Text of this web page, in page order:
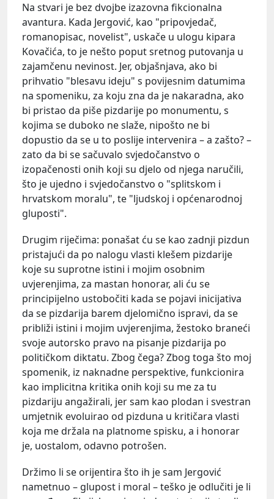
Na stvari je bez dvojbe izazovna fikcionalna
avantura. Kada Jergović, kao "pripovjedač,
romanopisac, novelist", uskače u ulogu kipara
Kovačića, to je nešto poput sretnog putovanja u
zajamčenu nevinost. Jer, objašnjava, ako bi
prihvatio "blesavu ideju" s povijesnim datumima
na spomeniku, za koju zna da je nakaradna, ako
bi pristao da piše pizdarije po monumentu, s
kojima se duboko ne slaže, nipošto ne bi
dopustio da se u to poslije intervenira – a zašto? –
zato da bi se sačuvalo svjedočanstvo o
izopačenosti onih koji su djelo od njega naručili,
što je ujedno i svjedočanstvo o "splitskom i
hrvatskom moralu", te "ljudskoj i općenarodnoj
gluposti".
Drugim riječima: ponašat ću se kao zadnji pizdun
pristajući da po nalogu vlasti klešem pizdarije
koje su suprotne istini i mojim osobnim
uvjerenjima, za mastan honorar, ali ću se
principijelno ustobočiti kada se pojavi inicijativa
da se pizdarija barem djelomično ispravi, da se
približi istini i mojim uvjerenjima, žestoko braneći
svoje autorsko pravo na pisanje pizdarija po
političkom diktatu. Zbog čega? Zbog toga što moj
spomenik, iz naknadne perspektive, funkcionira
kao implicitna kritika onih koji su me za tu
pizdariju angažirali, jer sam kao plodan i svestran
umjetnik evoluirao od pizduna u kritičara vlasti
koja me držala na platnome spisku, a i honorar
je, uostalom, odavno potrošen.
Držimo li se orijentira što ih je sam Jergović
nametnuo – glupost i moral – teško je odlučiti je li